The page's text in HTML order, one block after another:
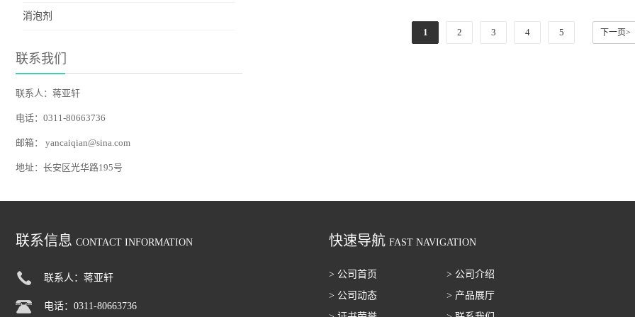
消泡剂
联系我们
联系人：蒋亚轩
电话：0311-80663736
邮箱： yancaiqian@sina.com
地址：长安区光华路195号
1 2 3 4 5 下一页>
联系信息 CONTACT INFORMATION
联系人：蒋亚轩
电话：0311-80663736
快速导航 FAST NAVIGATION
> 公司首页
> 公司介绍
> 公司动态
> 产品展厅